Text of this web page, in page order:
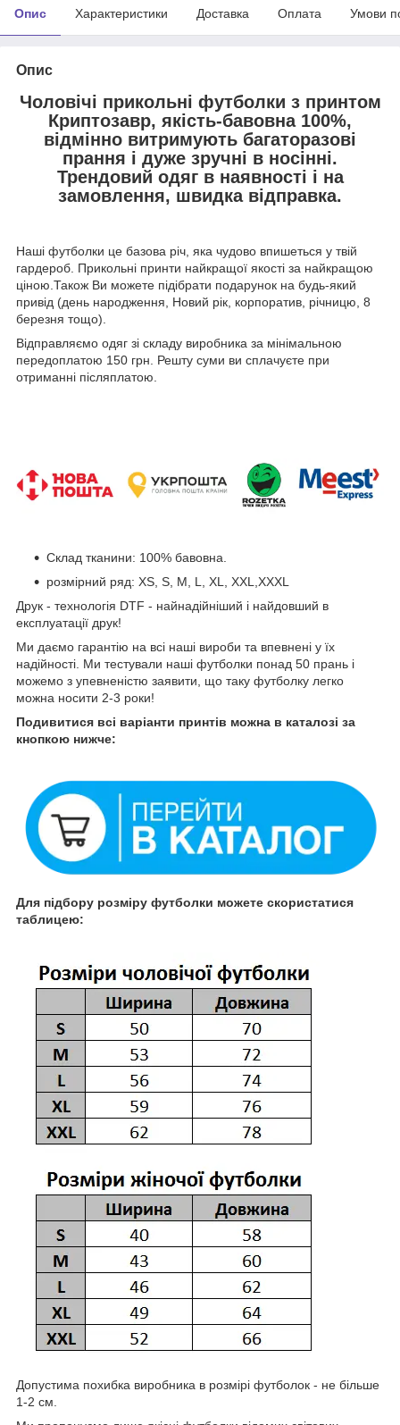
Опис Характеристики Доставка Оплата Умови
Опис
Чоловічі прикольні футболки з принтом
Криптозавр, якість-бавовна 100%,
відмінно витримують багаторазові
прання і дуже зручні в носінні.
Трендовий одяг в наявності і на
замовлення, швидка відправка.
Наші футболки це базова річ, яка чудово впишеться у твій
гардероб. Прикольні принти найкращої якості за найкращою
ціною.Також Ви можете підібрати подарунок на будь-який
привід (день народження, Новий рік, корпоратив, річницю, 8
березня тощо).
Відправляємо одяг зі складу виробника за мінімальною
передоплатою 150 грн. Решту суми ви сплачуєте при
отриманні післяплатою.
Склад тканини: 100% бавовна.
розмірний ряд: XS, S, M, L, XL, XXL,XXXL
Друк - технологія DTF - найнадійніший і найдовший в
експлуатації друк!
Ми даємо гарантію на всі наші вироби та впевнені у їх
надійності. Ми тестували наші футболки понад 50 прань і
можемо з упевненістю заявити, що таку футболку легко
можна носити 2-3 роки!
Подивитися всі варіанти принтів можна в каталозі за
кнопкою нижче:
Для підбору розміру футболки можете скористатися
таблицею:
Допустима похибка виробника в розмірі футболок - не більше
1-2 см.